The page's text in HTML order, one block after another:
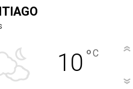
10 °C